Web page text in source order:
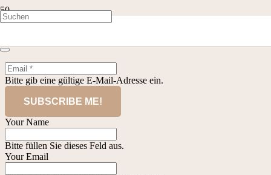
Bitte gib eine gültige E-Mail-Adresse ein.
SUBSCRIBE ME!
Your Name
Bitte füllen Sie dieses Feld aus.
Your Email